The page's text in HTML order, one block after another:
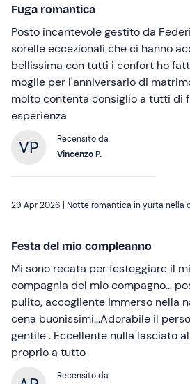
Fuga romantica
Posto incantevole gestito da
sorelle eccezionali che ci hanno
bellissima con tutti i confort ho
moglie per l'anniversario di
molto contenta consiglio a tutti di
esperienza
Recensito da
Vincenzo P.
29 Apr 2026 | Notte romantica in yurta nella
Festa del mio compleanno
Mi sono recata per festeggiare il
compagnia del mio compagno…
pulito, accogliente immerso nella
cena buonissimi…Adorabile il
gentile . Eccellente nulla lasciato
proprio a tutto
Recensito da